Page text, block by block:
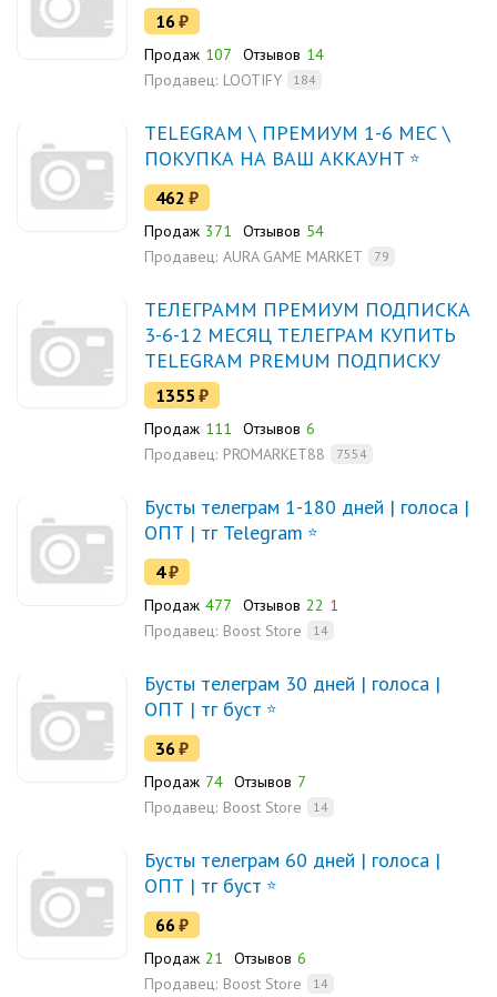
16₽
Продаж 107 Отзывов 14
Продавец: LOOTIFY 184
TELEGRAM \ ПРЕМИУМ 1-6 МЕС \
ПОКУПКА НА ВАШ АККАУНТ
462 ₽
Продаж 371 Отзывов 54
Продавец: AURA GAME MARKET 79
ТЕЛЕГРАММ ПРЕМИУМ ПОДПИСКА
3-6-12 МЕСЯЦ ТЕЛЕГРАМ КУПИТЬ
TELEGRAM PREMUM ПОДПИСКУ
1355 ₽
Продаж 111 Отзывов 6
Продавец: PROMARKET88 7554
Бусты телеграм 1-180 дней | голоса |
ОПТ | тг Telegram
4₽
Продаж 477 Отзывов 22 1
Продавец: Boost Store 14
Бусты телеграм 30 дней | голоса |
ОПТ | тг буст
36₽
Продаж 74 Отзывов 7
Продавец: Boost Store 14
Бусты телеграм 60 дней | голоса |
ОПТ | тг буст
66₽
Продаж 21 Отзывов 6
Продавец: Boost Store 14